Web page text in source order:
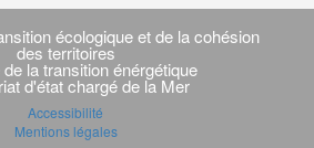
écologique et de la cohésion
des territoires
la transition énérgétique
d'état chargé de la Mer
Accessibilité
Mentions légales